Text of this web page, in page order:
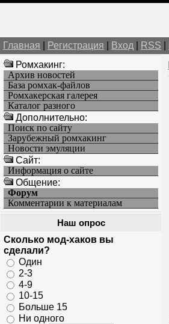
Главная Регистрация Вход RSS
Ромхакинг:
Архив новостей
База ромхак-файлов
Ромхакерская галерея
Каталог разного
Дополнительно:
Поиск по сайту
Зарубежный ромхакинг
Новости эмуляции
Cайт:
Информация о сайте
Общение:
Форум
Комментарии к материалам
Наш опрос
Сколько мод-хаков вы
сделали?
Один
2-3
4-9
10-15
Больше 15
Ни одного